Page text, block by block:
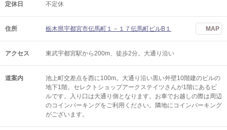
定休日 不定休
住所 栃木県宇都宮市伝馬町１－１７伝馬町ビルB１ MAP
アクセス 東武宇都宮駅から200m、徒歩2分。大通り沿い
道案内
池上町交差点を西に100m。大通り沿い黒い外壁10階建のビルの
地下1階。セレクトショップアークステイツさんが1階にあるビ
ルです。入り口は大通り側となります。お車でお越しの際は周辺
のコインパーキングをご利用ください。隣地にコインパーキング
がございます。